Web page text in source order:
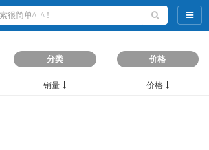
导航
分类 价格
销量 价格